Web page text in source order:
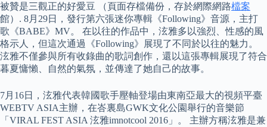
被贊是三觀正的好愛豆 （頁面存檔備份，存於網際網路檔案
館）. 8月29日，發行第六張迷你專輯《Following》音源，主打
歌《BABE》MV。 在以往的作品中，泫雅多以強烈、性感的風
格示人，但這次通過《Following》展現了不同於以往的魅力。
泫雅不僅參與所有收錄曲的歌詞創作，還以這張專輯展現了符合
暮夏慵懶、自然的氣氛，並傳達了她自己的故事。
7月16日，泫雅代表韓國歌手壓軸登場由東南亞最大的視頻平臺
WEBTV ASIA主辦，在峇裏島GWK文化公園舉行的音樂節
「VIRAL FEST ASIA 泫雅imnotcool 2016」。 主辦方稱泫雅是兼